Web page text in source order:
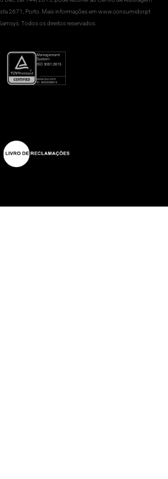
2671, Porto. Mais informações em www.consumidor.pt
Todos os direitos reservados.